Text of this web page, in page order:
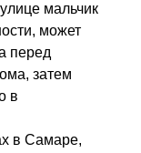
мальчик
может
перед
затем
в
в Самаре,